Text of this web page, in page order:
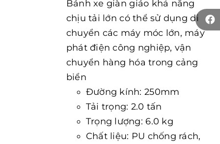
Bánh xe giàn giáo khả năng
chịu tải lớn có thể sử dụng di
chuyển các máy móc lớn, máy
phát điện công nghiệp, vận
chuyển hàng hóa trong cảng
biển
Đường kính: 250mm
Tải trọng: 2.0 tấn
Trọng lượng: 6.0 kg
Chất liệu: PU chống rách,